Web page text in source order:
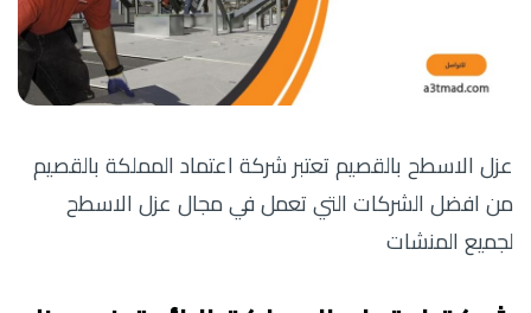
عزل الاسطح بالقصيم تعتبر شركة اعتماد المملكة بالقصيم
من افضل الشركات التي تعمل في مجال عزل الاسطح
لجميع المنشات